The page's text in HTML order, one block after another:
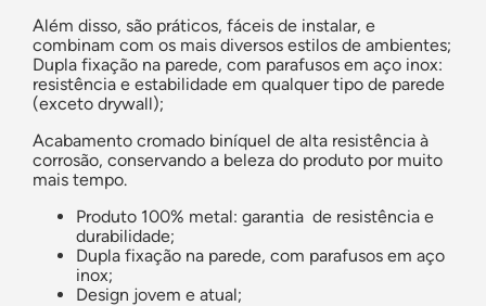
Além disso, são práticos, fáceis de instalar, e
combinam com os mais diversos estilos de ambientes;
Dupla fixação na parede, com parafusos em aço inox:
resistência e estabilidade em qualquer tipo de parede
(exceto drywall);
Acabamento cromado biníquel de alta resistência à
corrosão, conservando a beleza do produto por muito
mais tempo.
Produto 100% metal: garantia de resistência e
durabilidade;
Dupla fixação na parede, com parafusos em aço
inox;
Design jovem e atual;